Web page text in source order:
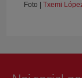
Foto | Txemi